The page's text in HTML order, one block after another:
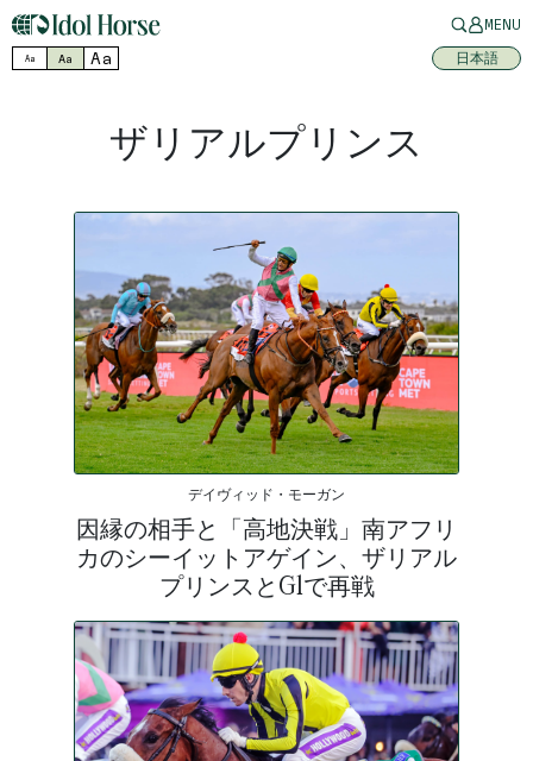
MENU
Aa Aa Aa 日本語
ザリアルプリンス
デイヴィッド・モーガン
因縁の相手と「高地決戦」南アフリ
カのシーイットアゲイン、ザリアル
プリンスとG1で再戦